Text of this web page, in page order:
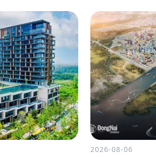
2026-08-06